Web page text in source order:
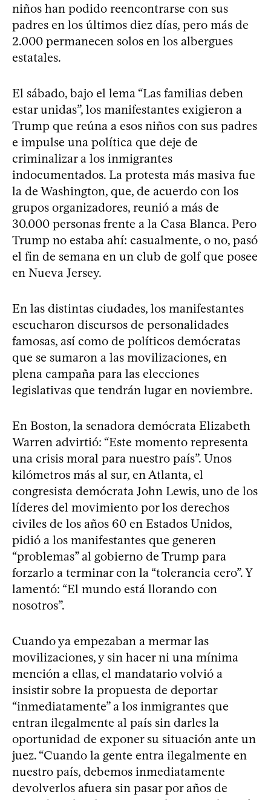
niños han podido reencontrarse con sus
padres en los últimos diez días, pero más de
2.000 permanecen solos en los albergues
estatales.
El sábado, bajo el lema “Las familias deben
estar unidas”, los manifestantes exigieron a
Trump que reúna a esos niños con sus padres
e impulse una política que deje de
criminalizar a los inmigrantes
indocumentados. La protesta más masiva fue
la de Washington, que, de acuerdo con los
grupos organizadores, reunió a más de
30.000 personas frente a la Casa Blanca. Pero
Trump no estaba ahí: casualmente, o no, pasó
el fin de semana en un club de golf que posee
en Nueva Jersey.
En las distintas ciudades, los manifestantes
escucharon discursos de personalidades
famosas, así como de políticos demócratas
que se sumaron a las movilizaciones, en
plena campaña para las elecciones
legislativas que tendrán lugar en noviembre.
En Boston, la senadora demócrata Elizabeth
Warren advirtió: “Este momento representa
una crisis moral para nuestro país”. Unos
kilómetros más al sur, en Atlanta, el
congresista demócrata John Lewis, uno de los
líderes del movimiento por los derechos
civiles de los años 60 en Estados Unidos,
pidió a los manifestantes que generen
“problemas” al gobierno de Trump para
forzarlo a terminar con la “tolerancia cero”. Y
lamentó: “El mundo está llorando con
nosotros”.
Cuando ya empezaban a mermar las
movilizaciones, y sin hacer ni una mínima
mención a ellas, el mandatario volvió a
insistir sobre la propuesta de deportar
“inmediatamente” a los inmigrantes que
entran ilegalmente al país sin darles la
oportunidad de exponer su situación ante un
juez. “Cuando la gente entra ilegalmente en
nuestro país, debemos inmediatamente
devolverlos afuera sin pasar por años de